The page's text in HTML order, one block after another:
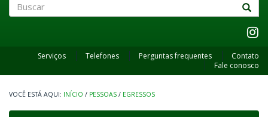
Serviços Telefones Perguntas frequentes
Contato
Fale conosco
INÍCIO / PESSOAS / EGRESSOS